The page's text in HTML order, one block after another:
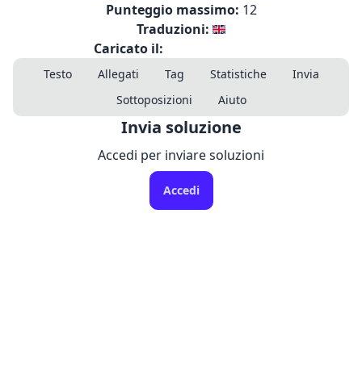
Punteggio massimo: 12
Traduzioni:
Caricato il:
Testo Allegati Tag Statistiche
Invia
Sottoposizioni
Aiuto
Invia soluzione
Accedi per inviare soluzioni
Accedi